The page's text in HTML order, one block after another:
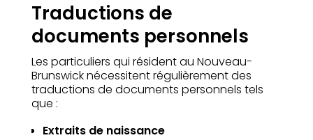
Traductions de
documents personnels
Les particuliers qui résident au Nouveau-
Brunswick nécessitent régulièrement des
traductions de documents personnels tels
que :
Extraits de naissance